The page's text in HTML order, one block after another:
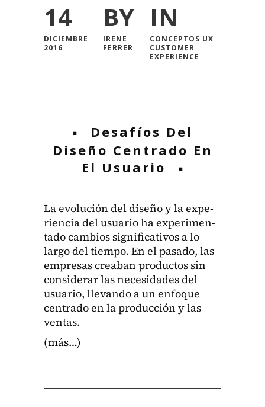
14
DICIEMBRE
2016
BY
IRENE
FERRER
IN
CONCEPTOS UX
CUSTOMER
EXPERIENCE
Desafíos Del
Diseño Centrado En
El Usuario
La evolu­ción del dis­eño y la expe­
ri­en­cia del usuario ha exper­i­men­
ta­do cam­bios sig­ni­fica­tivos a lo
largo del tiem­po. En el pasa­do, las
empre­sas cre­a­ban pro­duc­tos sin
con­sid­er­ar las necesi­dades del
usuario, lle­van­do a un enfoque
cen­tra­do en la pro­duc­ción y las
ven­tas.
(más…)